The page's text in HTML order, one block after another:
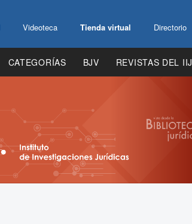
Videoteca Tienda virtual Directorio
CATEGORÍAS BJV REVISTAS DEL IIJ